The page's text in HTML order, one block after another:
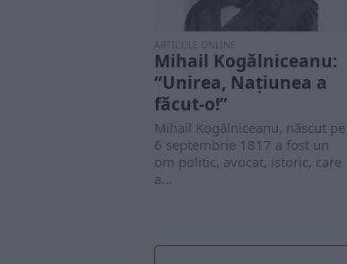
ARTICOLE ONLINE
Mihail Kogălniceanu:
“Unirea, Națiunea a
făcut-o!”
Mihail Kogălniceanu, născut pe
6 septembrie 1817 a fost un
om politic, avocat, istoric, care
a...